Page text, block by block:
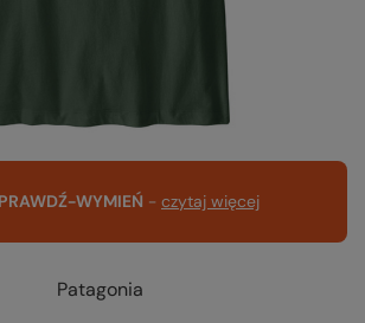
WYMIEŃ - czytaj więcej
Patagonia